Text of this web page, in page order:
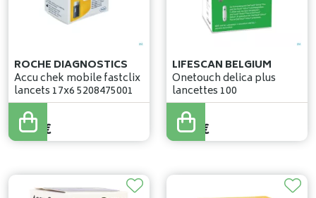
ROCHE DIAGNOSTICS
Accu chek mobile fastclix
lancets 17x6 5208475001
6,55 €
LIFESCAN BELGIUM
Onetouch delica plus
lancettes 100
6,55 €